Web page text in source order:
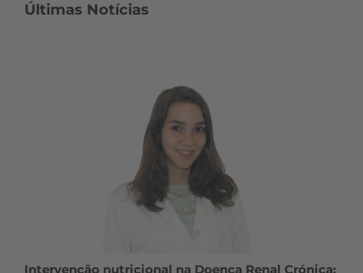
Últimas Notícias
Intervenção nutricional na Doença Renal Crónica: